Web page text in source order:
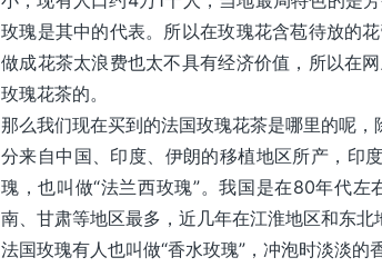
玫瑰是其中的代表。所以在玫瑰花含苞待放的
做成花茶太浪费也太不具有经济价值，所以在
玫瑰花茶的。
那么我们现在买到的法国玫瑰花茶是哪里的呢
分来自中国、印度、伊朗的移植地区所产，印
瑰，也叫做“法兰西玫瑰”。我国是在80年代
南、甘肃等地区最多，近几年在江淮地区和东北
法国玫瑰有人也叫做“香水玫瑰”，冲泡时淡淡